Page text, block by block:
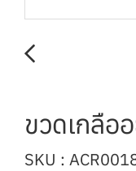
ขวดเกลือ
SKU :